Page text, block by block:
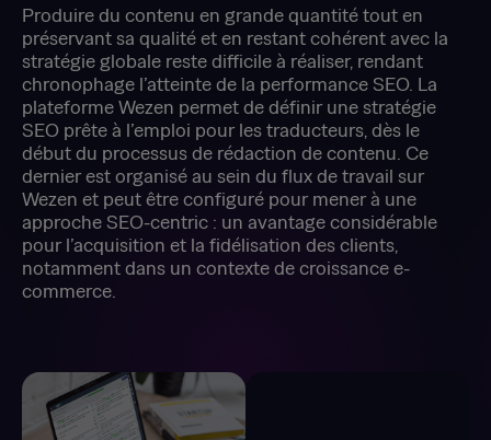
Produire du contenu en grande quantité tout en
préservant sa qualité et en restant cohérent avec la
stratégie globale reste difficile à réaliser, rendant
chronophage l’atteinte de la performance SEO. La
plateforme Wezen permet de définir une stratégie
SEO prête à l’emploi pour les traducteurs, dès le
début du processus de rédaction de contenu. Ce
dernier est organisé au sein du flux de travail sur
Wezen et peut être configuré pour mener à une
approche SEO-centric : un avantage considérable
pour l’acquisition et la fidélisation des clients,
notamment dans un contexte de croissance e-
commerce.